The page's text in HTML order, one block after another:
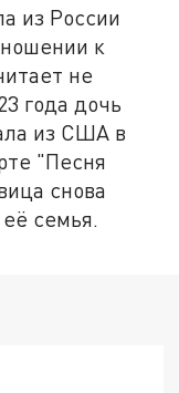
из России
к
не
года дочь
из США в
"Песня
снова
семья.